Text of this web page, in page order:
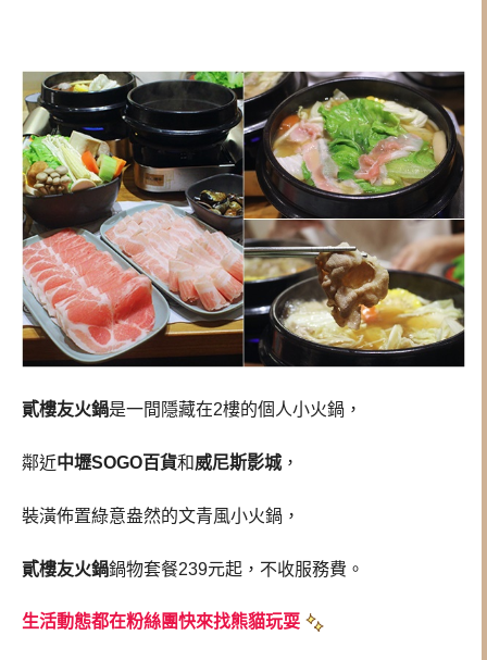
貳樓友火鍋是一間隱藏在2樓的個人小火鍋，
鄰近中壢SOGO百貨和威尼斯影城，
裝潢佈置綠意盎然的文青風小火鍋，
貳樓友火鍋鍋物套餐239元起，不收服務費。
生活動態都在粉絲團快來找熊貓玩耍